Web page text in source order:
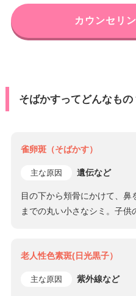
カウンセリ
そばかすってどんなもの
雀卵斑（そばかす）
主な原因 遺伝など
目の下から頬骨にかけて、
までの丸い小さなシミ。子供
老人性色素斑(日光黒子）
主な原因 紫外線など